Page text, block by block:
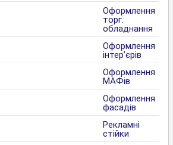
Оформлення
торг.
обладнання
Оформлення
інтер’єрів
Оформлення
МАФів
Оформлення
фасадів
Рекламні
стійки